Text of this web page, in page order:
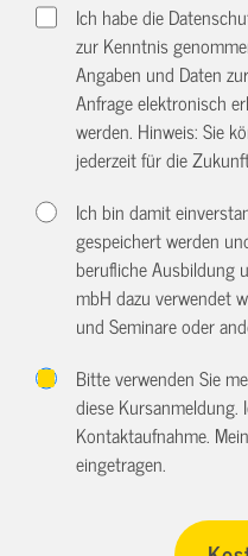
Ich habe die
zur Kenntnis
Angaben und Daten
Anfrage elektronisch
werden. Hinweis: Sie
jederzeit für die
Ich bin damit
gespeichert werden
berufliche Ausbildung
mbH dazu verwendet
und Seminare oder
Bitte verwenden Sie
diese
Kontaktaufnahme.
eingetragen.